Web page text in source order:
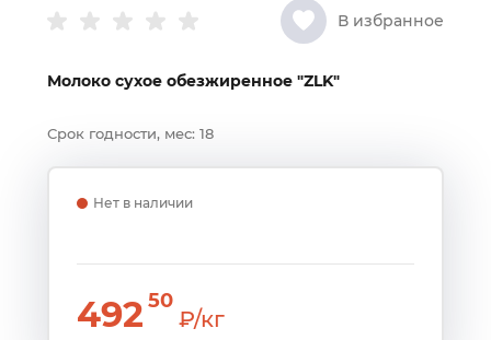
В избранное
Молоко сухое обезжиренное "ZLK"
Срок годности, мес: 18
Нет в наличии
49250
₽/кг